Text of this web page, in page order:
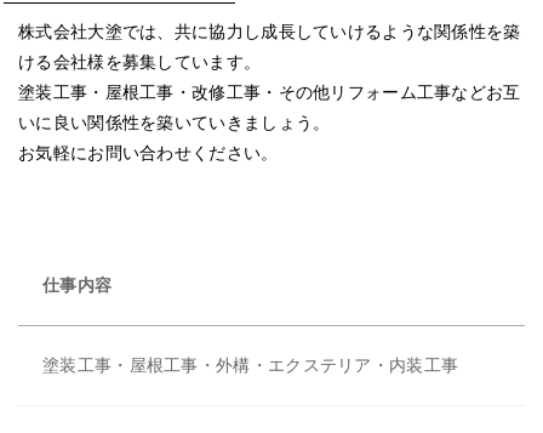
株式会社大塗では、共に協力し成長していけるような関係性を築
ける会社様を募集しています。
塗装工事・屋根工事・改修工事・その他リフォーム工事などお互
いに良い関係性を築いていきましょう。
お気軽にお問い合わせください。
仕事内容
塗装工事・屋根工事・外構・エクステリア・内装工事